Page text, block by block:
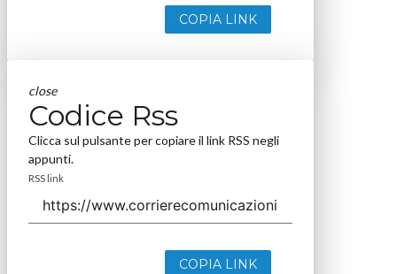
COPIA LINK
close
Codice Rss
Clicca sul pulsante per copiare il link RSS negli
appunti.
RSS link
COPIA LINK